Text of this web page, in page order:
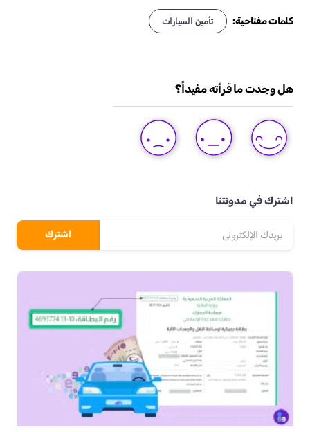
كلمات مفتاحية: تأمين السيارات
هل وجدت ما قرأته مفيداً؟
LOVE
THIS
POST
LIKE
THIS
POST
DISLIKE
THIS
POST
اشترك في مدونتنا